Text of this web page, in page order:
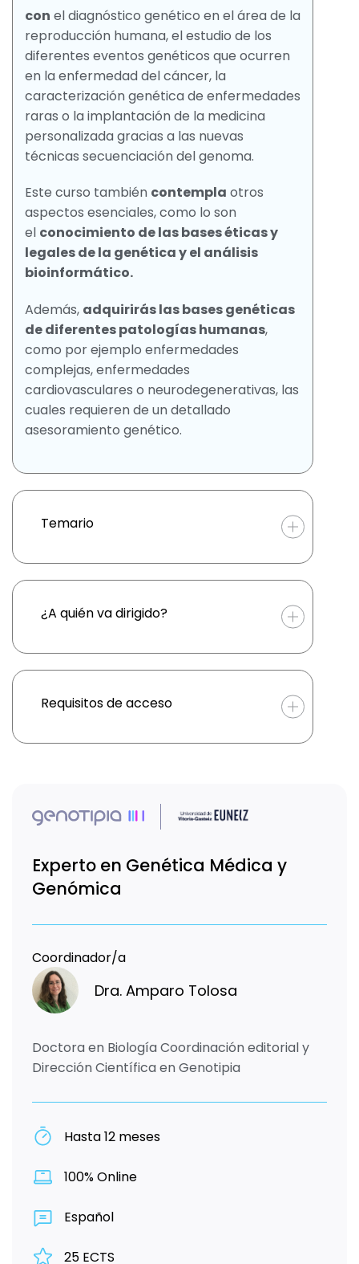
con el diagnóstico genético en el área de la
reproducción humana, el estudio de los
diferentes eventos genéticos que ocurren
en la enfermedad del cáncer, la
caracterización genética de enfermedades
raras o la implantación de la medicina
personalizada gracias a las nuevas
técnicas secuenciación del genoma.
Este curso también contempla otros
aspectos esenciales, como lo son
el conocimiento de las bases éticas y
legales de la genética y el análisis
bioinformático.
Además, adquirirás las bases genéticas
de diferentes patologías humanas,
como por ejemplo enfermedades
complejas, enfermedades
cardiovasculares o neurodegenerativas, las
cuales requieren de un detallado
asesoramiento genético.
Temario
¿A quién va dirigido?
Requisitos de acceso
Experto en Genética Médica y
Genómica
Coordinador/a
Dra. Amparo Tolosa
Doctora en Biología Coordinación editorial y
Dirección Científica en Genotipia
Hasta 12 meses
100% Online
Español
25 ECTS